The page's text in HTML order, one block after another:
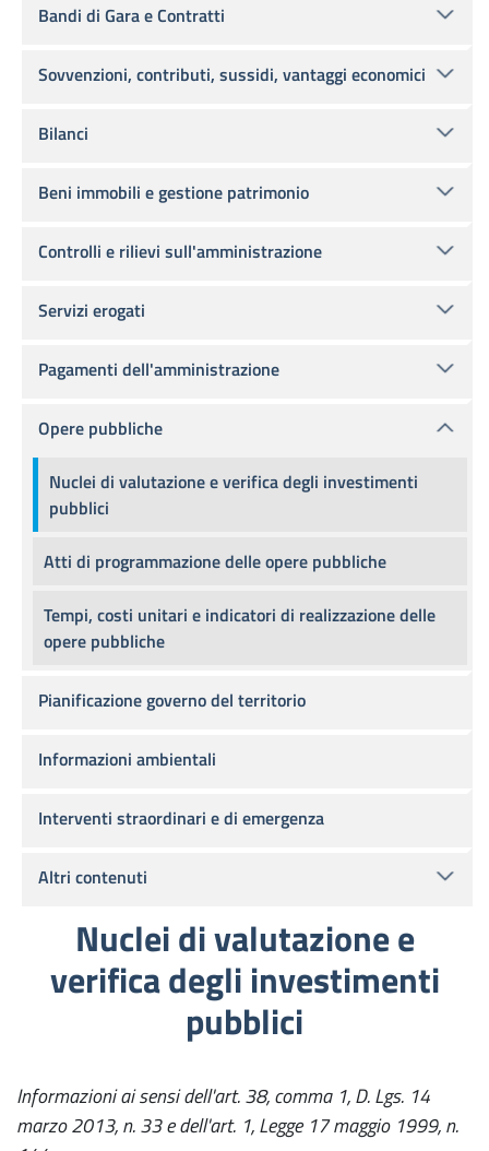
Nuclei di valutazione e
verifica degli investimenti
pubblici
Informazioni ai sensi dell'art. 38, comma 1, D. Lgs. 14
marzo 2013, n. 33 e dell'art. 1, Legge 17 maggio 1999, n.
Bandi di Gara e Contratti
Sovvenzioni, contributi, sussidi, vantaggi economici
Bilanci
Beni immobili e gestione patrimonio
Controlli e rilievi sull'amministrazione
Servizi erogati
Pagamenti dell'amministrazione
Opere pubbliche
Nuclei di valutazione e verifica degli investimenti
pubblici
Atti di programmazione delle opere pubbliche
Tempi, costi unitari e indicatori di realizzazione delle
opere pubbliche
Pianificazione governo del territorio
Informazioni ambientali
Interventi straordinari e di emergenza
Altri contenuti